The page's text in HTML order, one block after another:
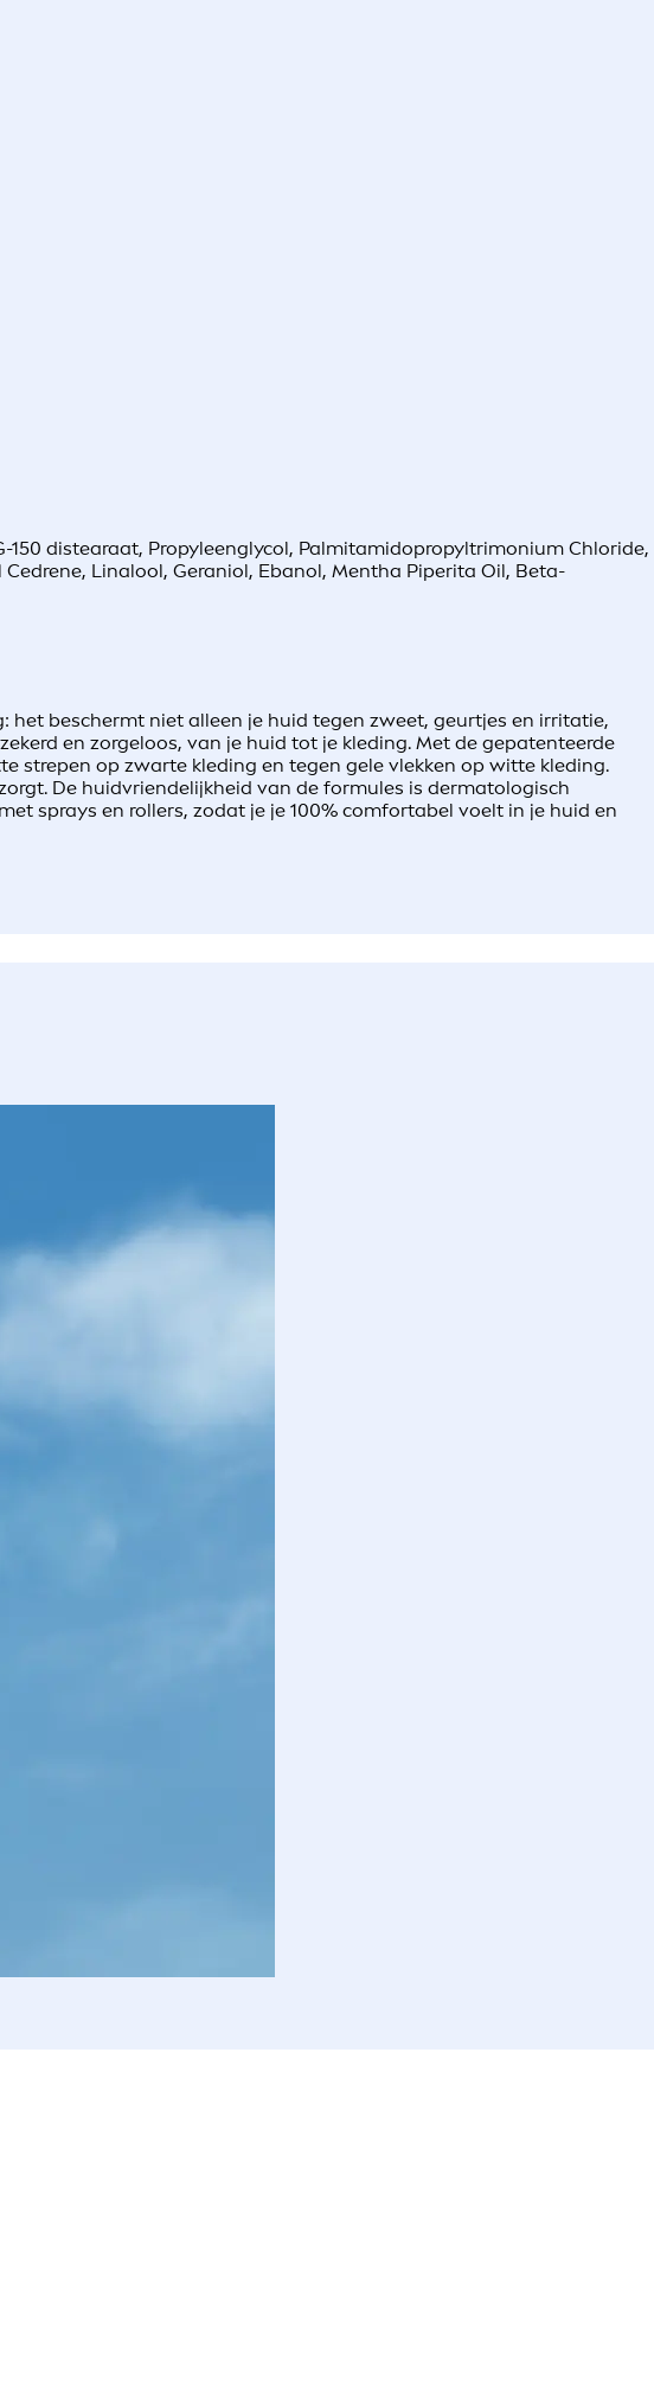
distearaat, Propyleenglycol, Palmitamidopropyltrimonium Chloride,
Linalool, Geraniol, Ebanol, Mentha Piperita Oil, Beta-
het beschermt niet alleen je huid tegen zweet, geurtjes en irritatie,
en zorgeloos, van je huid tot je kleding. Met de gepatenteerde
strepen op zwarte kleding en tegen gele vlekken op witte kleding.
De huidvriendelijkheid van de formules is dermatologisch
sprays en rollers, zodat je je 100% comfortabel voelt in je huid en